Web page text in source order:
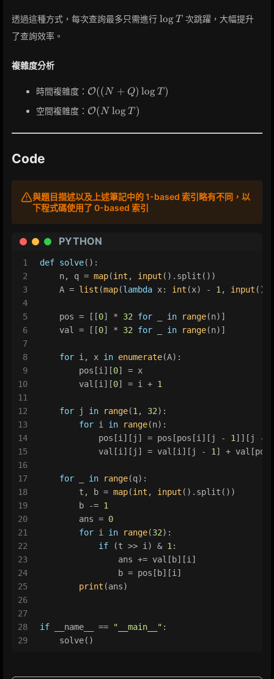
[j]
pos[curr]
[j]
透過這種方式，每次查詢最多只需進行 \log
log T 次跳躍，大幅提升
了查詢效率。
複雜度分析
時間複雜度： \mathcal{O}
\log T)
O((N + Q) log T )
空間複雜度： \mathcal{O}
O(N log T )
Code
與題目描述以及上述筆記中的 1-based 索引略有不同，以
下程式碼使用了 0-based 索引
PYTHON
1
2
3
4
5
6
7
8
9
10
11
12
13
14
15
16
17
18
19
20
21
22
23
24
25
26
27
28
29
def solve():
    n, q =
map(int , input ().split())
    A =
list (map(lambda x: int (x) - 1 , input
    pos = [[
0] * 32 for in range(n)]
    val = [[
0] * 32 for in range(n)]
for i, x in enumerate(A):
        pos[i][
0] = x
        val[i][
0] = i + 1
for j in range(1 , 32):
for i in range(n):
            pos[i][j] = pos[pos[i][j -
1 ]][j -
            val[i][j] = val[i][j -
1 ] +
for in range(q):
        t, b =
map(int , input ().split())
        b -=
1
        ans =
0
for i in range(32):
if (t >> i) & 1 :
                ans += val[b][i]
                b = pos[b][i]
print (ans)
if __name__ == "__main__" :
    solve()